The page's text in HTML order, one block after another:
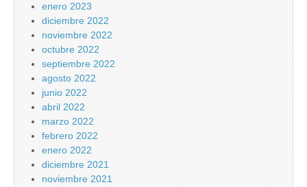
enero 2023
diciembre 2022
noviembre 2022
octubre 2022
septiembre 2022
agosto 2022
junio 2022
abril 2022
marzo 2022
febrero 2022
enero 2022
diciembre 2021
noviembre 2021